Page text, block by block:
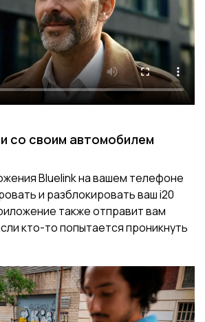
со своим автомобилем
Bluelink на вашем телефоне
и разблокировать ваш i20
также отправит вам
кто-то попытается проникнуть